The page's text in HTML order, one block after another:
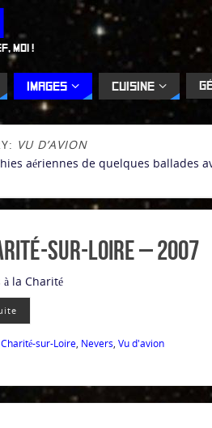
moi !
Images Cuisine
VU D’AVION
aériennes de quelques ballades
sur-Loire – 2007
à la Charité
Charité-sur-Loire, Nevers Vu d'avion